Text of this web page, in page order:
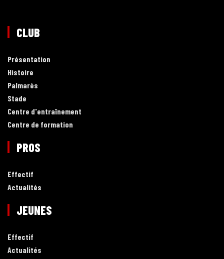
CLUB
Présentation
Histoire
Palmarès
Stade
Centre d'entraînement
Centre de formation
PROS
Effectif
Actualités
JEUNES
Effectif
Actualités